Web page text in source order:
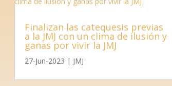
Finalizan las catequesis previas
a la JMJ con un clima de ilusión y
ganas por vivir la JMJ
27-Jun-2023 | JMJ